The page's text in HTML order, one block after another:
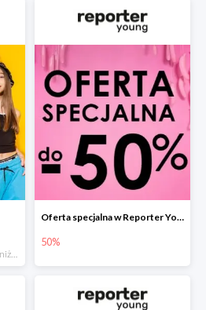
Oferta specjalna w Reporter Young do -50%
50%